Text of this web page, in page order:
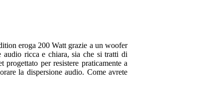
eroga 200 Watt grazie a un woofer
ricca e chiara, sia che si tratti di
per resistere praticamente a
la dispersione audio. Come avrete